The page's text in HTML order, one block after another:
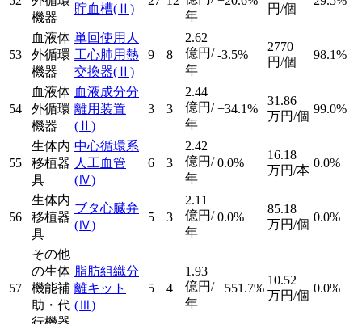
機器
貯血槽(Ⅱ)
年
円/個
53
血液体
外循環
機器
単回使用人
工心肺用熱
交換器(Ⅱ)
9 8
2.62
億円/
年
-3.5%
2770
円/個
98.1%
54
血液体
外循環
機器
血液成分分
離用装置
(Ⅱ)
3 3
2.44
億円/
年
+34.1%
31.86
万円/個
99.0%
55
生体内
移植器
具
中心循環系
人工血管
(Ⅳ)
6 3
2.42
億円/
年
0.0%
16.18
万円/本
0.0%
56
生体内
移植器
具
ブタ心臓弁
(Ⅳ)
5 3
2.11
億円/
年
0.0%
85.18
万円/個
0.0%
57
その他
の生体
機能補
助・代
脂肪組織分
離キット
(Ⅲ)
5 4
1.93
億円/
年
+551.7%
10.52
万円/個
0.0%